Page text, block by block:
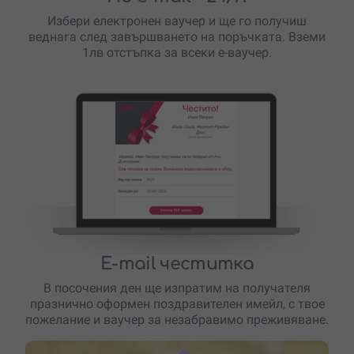
Избери електронен ваучер и ще го получиш
веднага след завършването на поръчката. Вземи
1лв отстъпка за всеки е-ваучер.
E-mail честитка
В посочения ден ще изпратим на получателя
празнично оформен поздравителен имейл, с твое
пожелание и ваучер за незабравимо преживяване.